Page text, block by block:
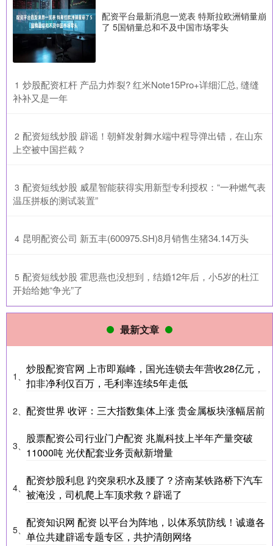
配资平台最新消息一览表 特斯拉欧洲销量崩
了 5国销量总和不及中国市场零头
1 ​炒股配资杠杆 产品力炸裂? 红米Note15Pro+详细汇总, 缝缝
补补又是一年
2 ​配资短线炒股 辟谣！朝鲜发射舞水端中程导弹出错，在山东
上空被中国拦截？
3 ​配资短线炒股 威星智能获得实用新型专利授权：“一种燃气表
温压拼板的测试装置”
4 ​昆明配资公司 新五丰(600975.SH)8月销售生猪34.14万头
5 ​配资短线炒股 霍思燕也没想到，结婚12年后，小5岁的杜江
开始给她“争光”了
最新文章
1、
炒股配资官网 上市即巅峰，国光连锁去年营收28亿元，
扣非净利仅百万，毛利率连续5年走低
2、 配资世界 收评：三大指数集体上涨 贵金属板块涨幅居前
3、
股票配资公司行业门户配资 兆胤科技上半年产量突破
11000吨 光伏配套业务贡献新增量
4、
配资炒股利息 趵突泉积水及腰了？济南某铁路桥下汽车
被淹没，司机爬上车顶求救？辟谣了
5、
配资知识网 配资 以平台为阵地，以体系筑防线！诚邀各
单位共建辟谣专题专区，共护清朗网络